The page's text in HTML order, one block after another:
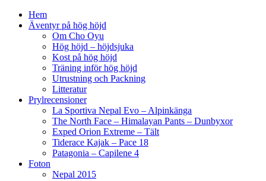
Hem
Äventyr på hög höjd
Om Cho Oyu
Hög höjd – höjdsjuka
Kost på hög höjd
Träning inför hög höjd
Utrustning och Packning
Litteratur
Prylrecensioner
La Sportiva Nepal Evo – Alpinkänga
The North Face – Himalayan Pants – Dunbyxor
Exped Orion Extreme – Tält
Tiderace Kajak – Pace 18
Patagonia – Capilene 4
Foton
Nepal 2015